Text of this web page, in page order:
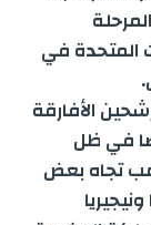
المتحدة في
الأفارقة
في ظل
تجاه بعض